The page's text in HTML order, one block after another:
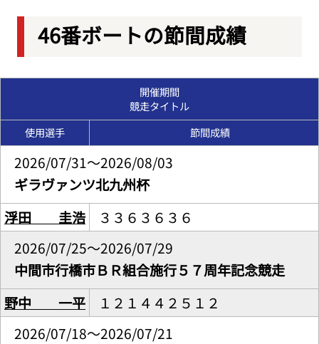
46番ボートの節間成績
開催期間
競走タイトル
使用選手
節間成績
2026/07/31～2026/08/03
ギラヴァンツ北九州杯
浮田 圭浩
３３６３６３６
2026/07/25～2026/07/29
中間市行橋市ＢＲ組合施行５７周年記念競走
野中 一平
１２１４４２５１２
2026/07/18～2026/07/21